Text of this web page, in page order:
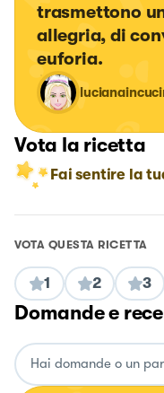
trasmettono
allegria, di
euforia.
Vota la ricetta
Fai sentire la
VOTA QUESTA RICETTA
1 2 3
Domande e